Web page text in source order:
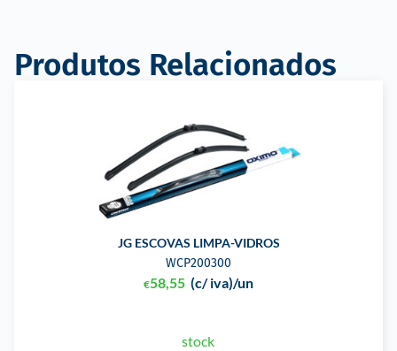
Produtos Relacionados
JG ESCOVAS LIMPA-VIDROS
WCP200300
€58,55 (c/ iva)/un
stock